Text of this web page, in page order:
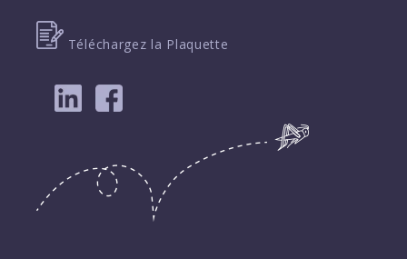
Téléchargez la Plaquette